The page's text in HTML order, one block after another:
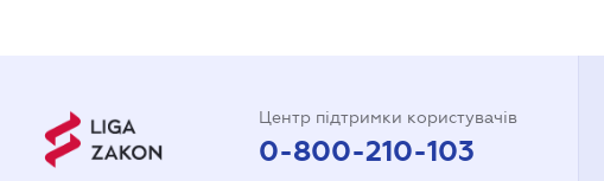
Центр підтримки користувачів
0-800-210-103